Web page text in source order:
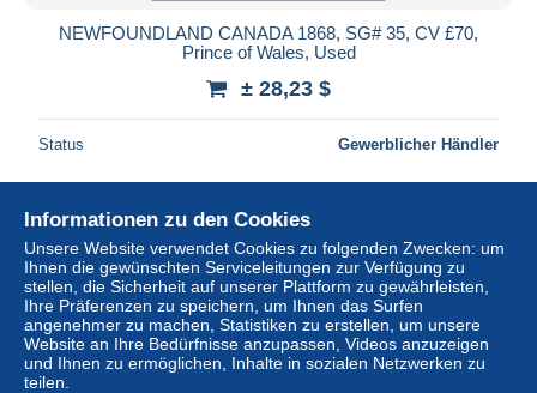
NEWFOUNDLAND CANADA 1868, SG# 35, CV £70,
Prince of Wales, Used
± 28,23 $
Status Gewerblicher Händler
Neu
Informationen zu den Cookies
Unsere Website verwendet Cookies zu folgenden Zwecken: um
Ihnen die gewünschten Serviceleitungen zur Verfügung zu
stellen, die Sicherheit auf unserer Plattform zu gewährleisten,
Ihre Präferenzen zu speichern, um Ihnen das Surfen
angenehmer zu machen, Statistiken zu erstellen, um unsere
Website an Ihre Bedürfnisse anzupassen, Videos anzuzeigen
und Ihnen zu ermöglichen, Inhalte in sozialen Netzwerken zu
teilen.